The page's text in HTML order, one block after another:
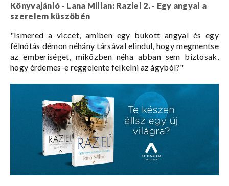
Könyvajánló - Lana Millan: Raziel 2. - Egy angyal a
szerelem küszöbén
"Ismered a viccet, amiben egy bukott angyal és egy
félnótás démon néhány társával elindul, hogy megmentse
az emberiséget, miközben néha abban sem biztosak,
hogy érdemes-e reggelente felkelni az ágyból?"